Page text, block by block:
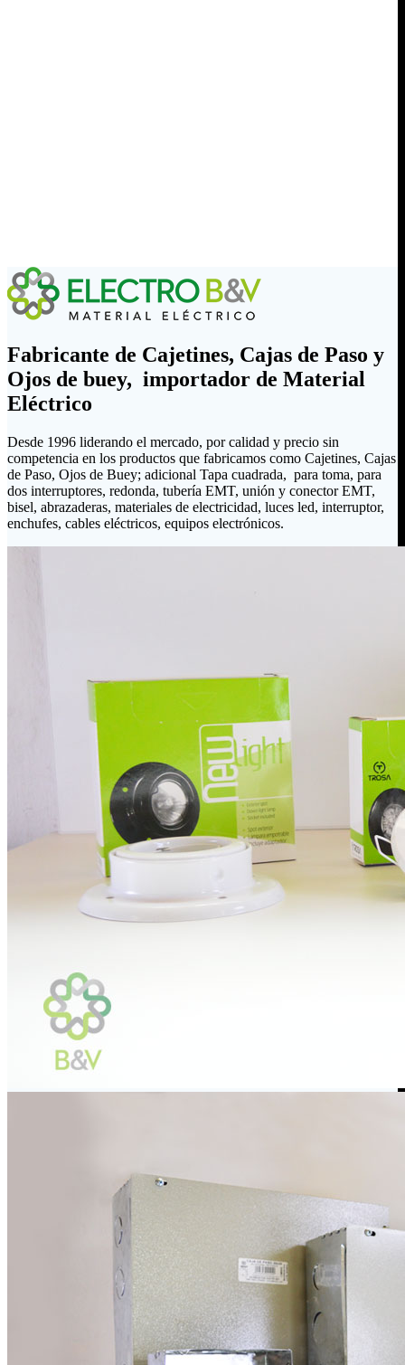
Fabricante de Cajetines, Cajas de Paso y
Ojos de buey, importador de Material
Eléctrico
Desde 1996 liderando el mercado, por calidad y precio sin
competencia en los productos que fabricamos como Cajetines, Cajas
de Paso, Ojos de Buey; adicional Tapa cuadrada, para toma, para
dos interruptores, redonda, tubería EMT, unión y conector EMT,
bisel, abrazaderas, materiales de electricidad, luces led, interruptor,
enchufes, cables eléctricos, equipos electrónicos.